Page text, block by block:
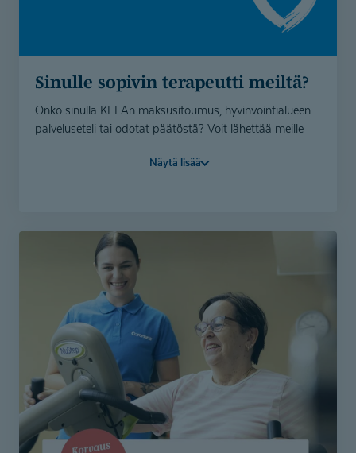
Sinulle sopivin terapeutti meiltä?
Onko sinulla KELAn maksusitoumus, hyvinvointialueen
palveluseteli tai odotat päätöstä? Voit lähettää meille
sopivan terapeutin valmiiksi.
varattavissa soittamalla asiakaspalveluumme 010 525
8801 tai lähettämällä yhteydenottolomake.
Lähetä lomake - etsimme sinulle sopivan
toimintaterapeutin
Lähetä lomake - etsimme sinulle sopivan
puheterapeutin
Lähetä lomake - etsimme sinulle sopivan
fysioterapeutin
Varaa aika fysioterapiaan
Näytä lisää